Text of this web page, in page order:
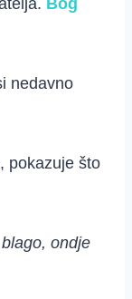
Bog
nedavno
pokazuje što
ondje